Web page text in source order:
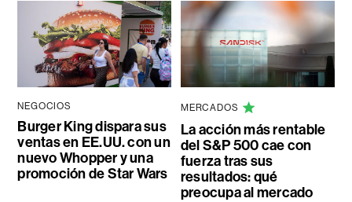
NEGOCIOS
Burger King dispara sus
ventas en EE.UU. con un
nuevo Whopper y una
promoción de Star Wars
MERCADOS
La acción más rentable
del S&P 500 cae con
fuerza tras sus
resultados: qué
preocupa al mercado